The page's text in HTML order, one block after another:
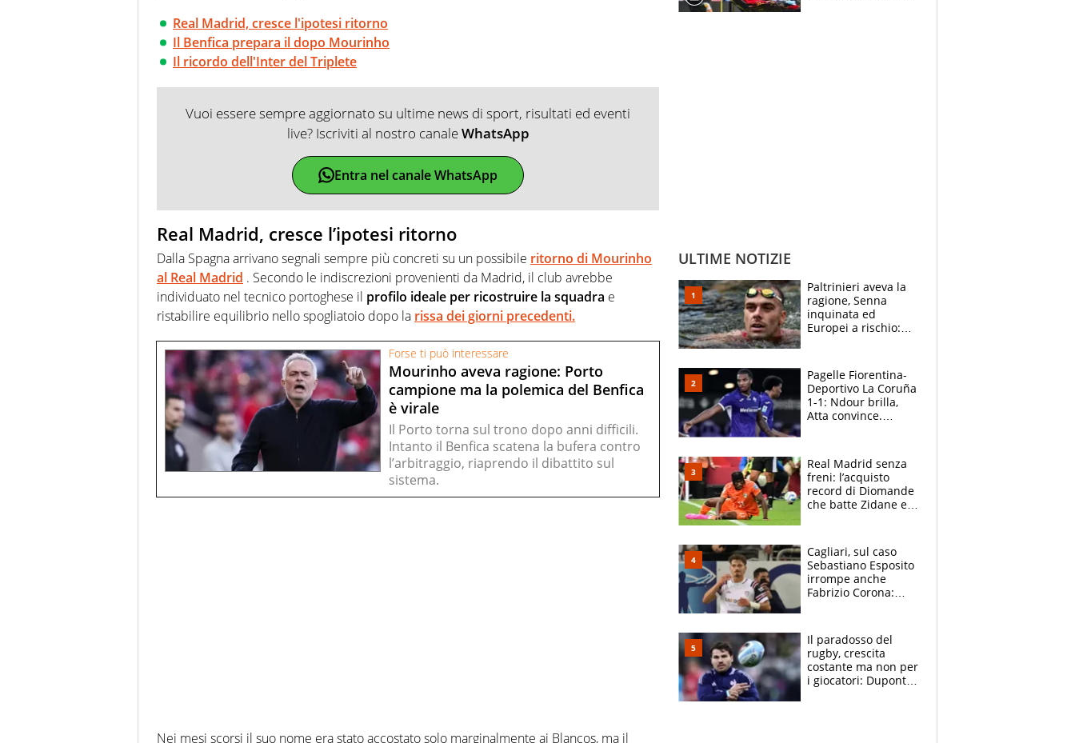
Real Madrid, cresce l'ipotesi ritorno
Il Benfica prepara il dopo Mourinho
Il ricordo dell'Inter del Triplete
Vuoi essere sempre aggiornato su ultime news di sport, risultati ed eventi
live? Iscriviti al nostro canaleWhatsApp
Entra nel canale WhatsApp
Real Madrid, cresce l’ipotesi ritorno
Dalla Spagna arrivano segnali sempre più concreti su un possibile ritorno di Mourinho
al Real Madrid . Secondo le indiscrezioni provenienti da Madrid, il club avrebbe
individuato nel tecnico portoghese il profilo ideale per ricostruire la squadra e
ristabilire equilibrio nello spogliatoio dopo la rissa dei giorni precedenti.
Forse ti può interessare
Mourinho aveva ragione: Porto
campione ma la polemica del Benfica
è virale
Il Porto torna sul trono dopo anni difficili.
Intanto il Benfica scatena la bufera contro
l’arbitraggio, riaprendo il dibattito sul
sistema.
Nei mesi scorsi il suo nome era stato accostato solo marginalmente ai Blancos, ma il
ULTIME NOTIZIE
Paltrinieri aveva la
ragione, Senna
inquinata ed
Europei a rischio:
adesso
Pagelle Fiorentina-
Deportivo La Coruña
1-1: Ndour brilla,
Atta convince.
Real Madrid senza
freni: l’acquisto
record di Diomande
che batte Zidane e
Cagliari, sul caso
Sebastiano Esposito
irrompe anche
Fabrizio Corona:
prove”
Il paradosso del
rugby, crescita
costante ma non per
i giocatori: Dupont